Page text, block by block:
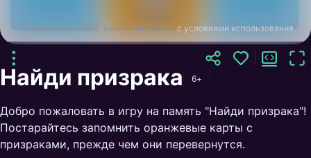
Оставаясь на сайте, вы соглашаетесьс условиями использования
Найди призрака 6+
Добро пожаловать в игру на память "Найди призрака"!
Постарайтесь запомнить оранжевые карты с
призраками, прежде чем они перевернутся.